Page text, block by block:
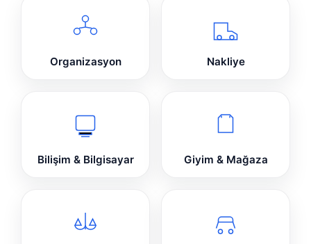
Organizasyon Nakliye
Bilişim & Bilgisayar Giyim & Mağaza